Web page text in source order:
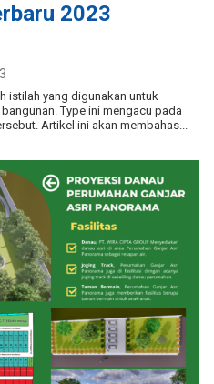
2023
istilah yang digunakan untuk
Type ini mengacu pada
Artikel ini akan membahas...